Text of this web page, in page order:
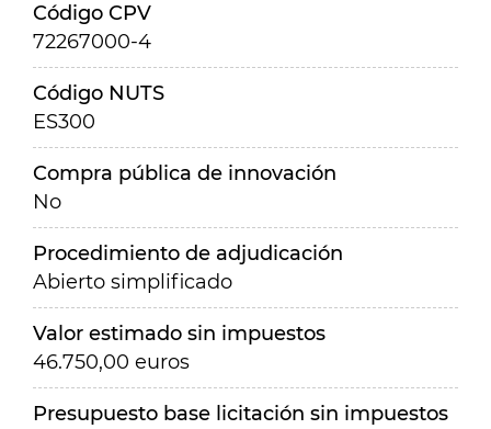
Código CPV
72267000-4
Código NUTS
ES300
Compra pública de innovación
No
Procedimiento de adjudicación
Abierto simplificado
Valor estimado sin impuestos
46.750,00 euros
Presupuesto base licitación sin impuestos